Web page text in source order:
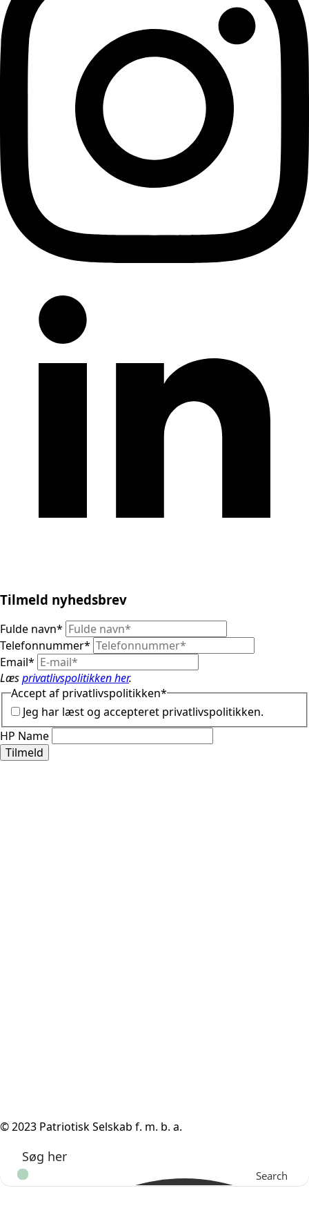
Tilmeld nyhedsbrev
Fulde navn*
Telefonnummer*
Email*
Læsprivatlivspolitikken her.
Accept af privatlivspolitikken*
Jeg har læst og accepteret privatlivspolitikken.
HP Name
Tilmeld
© 2023 Patriotisk Selskab f. m. b. a.
Search